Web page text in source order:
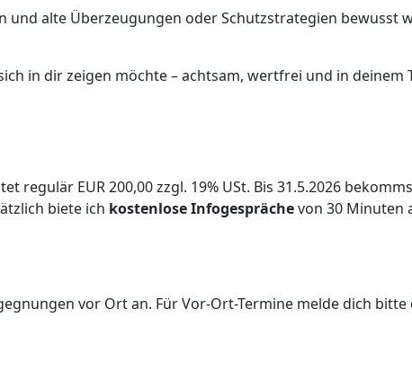
und alte Überzeugungen oder Schutzstrategien bewusst
in dir zeigen möchte – achtsam, wertfrei und in deinem
regulär EUR 200,00 zzgl. 19% USt. Bis 31.5.2026
biete ich kostenlose Infogesprächevon 30 Minuten
vor Ort an. Für Vor-Ort-Termine melde dich